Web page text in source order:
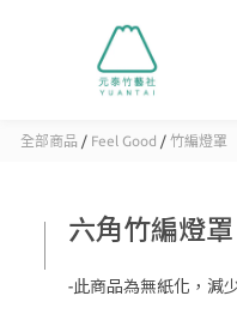
全部商品 / Feel Good / 竹編燈罩
六角竹編燈罩
-此商品為無紙化，減